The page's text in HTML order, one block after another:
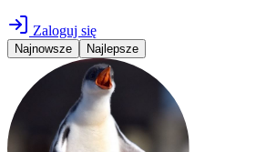
Zaloguj się
Najnowsze Najlepsze